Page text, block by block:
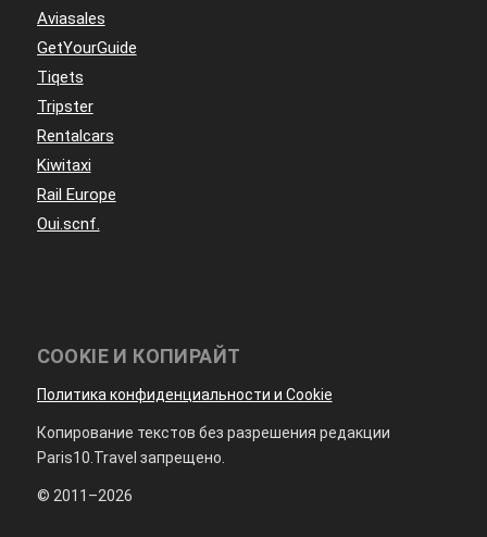
Aviasales
GetYourGuide
Tiqets
Tripster
Rentalcars
Kiwitaxi
Rail Europe
Oui.scnf.
COOKIE И КОПИРАЙТ
Политика конфиденциальности и Cookie
Копирование текстов без разрешения редакции
Paris10.Travel запрещено.
© 2011–2026